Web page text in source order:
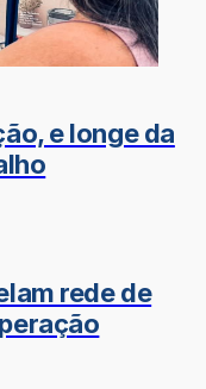
e longe da
rede de